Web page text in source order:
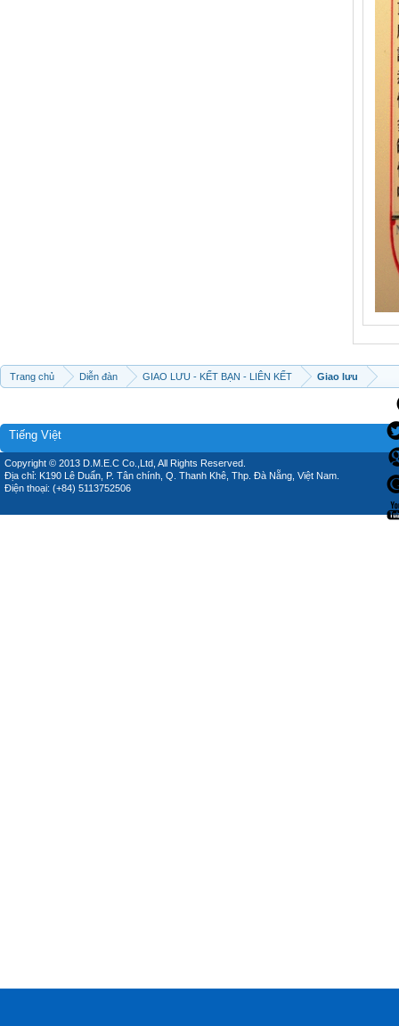
Trang chủ Diễn đàn GIAO LƯU - KẾT BẠN - LIÊN KẾT Giao lưu
Tiếng Việt
Copyright © 2013 D.M.E.C Co.,Ltd, All Rights Reserved.
Địa chỉ: K190 Lê Duẩn, P. Tân chính, Q. Thanh Khê, Thp. Đà Nẵng, Việt Nam.
Điện thoại: (+84) 5113752506